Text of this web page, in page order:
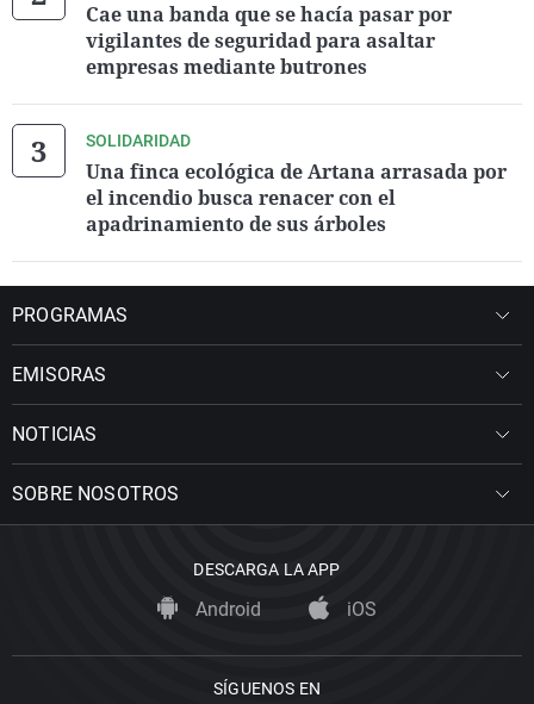
Cae una banda que se hacía pasar por
vigilantes de seguridad para asaltar
empresas mediante butrones
SOLIDARIDAD
Una finca ecológica de Artana arrasada por
el incendio busca renacer con el
apadrinamiento de sus árboles
PROGRAMAS
EMISORAS
NOTICIAS
SOBRE NOSOTROS
DESCARGA LA APP
Android iOS
SÍGUENOS EN